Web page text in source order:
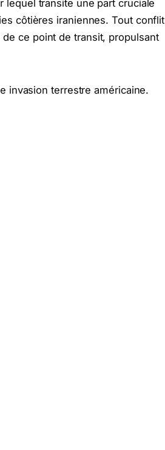
lequel transite une part cruciale
côtières iraniennes. Tout conflit
ce point de transit, propulsant